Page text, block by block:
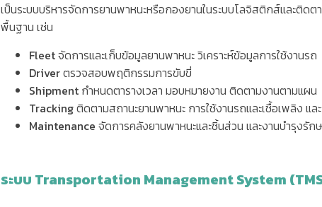
เป็นระบบบริหารจัดการยานพาหนะหรือกองยานในระบบโลจิสติกส์และติด
พื้นฐาน เช่น
Fleetจัดการและเก็บข้อมูลยานพาหนะ วิเคราะห์ข้อมูลการใช้งานรถ
Driverตรวจสอบพฤติกรรมการขับขี่
Shipment กำหนดตารางเวลา มอบหมายงาน ติดตามงานตามแผน
Trackingติดตามสถานะยานพาหนะ การใช้งานรถและเชื้อเพลิง แล
Maintenance จัดการคลังยานพาหนะและชิ้นส่วน และงานบำรุงรัก
ระบบ Transportation Management System